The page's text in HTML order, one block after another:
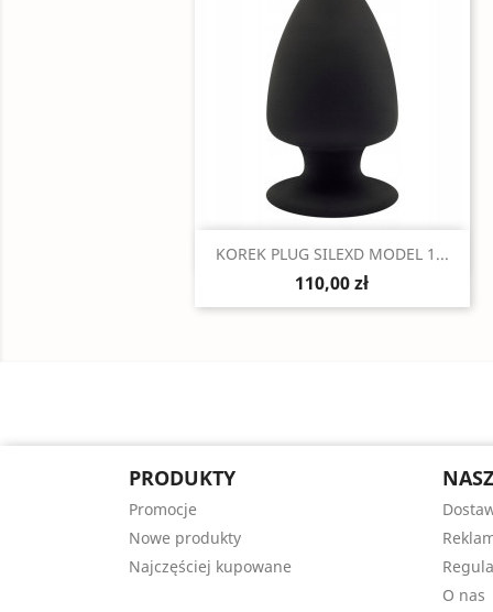
Szybki podgląd
KOREK PLUG SILEXD MODEL 1...
110,00 zł
PRODUKTY
Promocje
Nowe produkty
Najczęściej kupowane
O nas